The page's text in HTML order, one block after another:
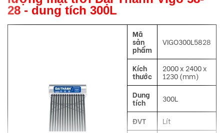
28 - dung tích 300L
Mã
sản
phẩm
VIGO300L5828
Kích
thước
2000 x 2400 x
1230 (mm)
Dung
tích 300L
ĐVT
Lít